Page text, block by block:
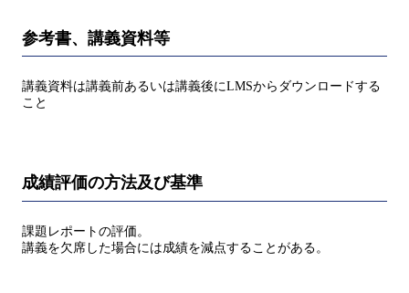
参考書、講義資料等
講義資料は講義前あるいは講義後にLMSからダウンロードする
こと
成績評価の方法及び基準
課題レポートの評価。
講義を欠席した場合には成績を減点することがある。